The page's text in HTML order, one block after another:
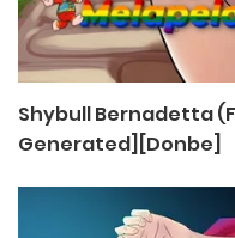
Shybull Bernadetta
Generated][Donbe]